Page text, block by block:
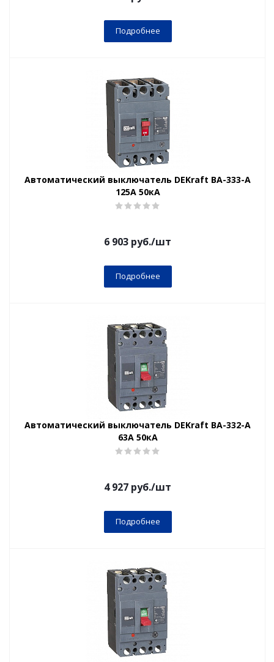
Подробнее
Автоматический выключатель DEKraft ВА-333-А
125А 50кА
6 903 руб./шт
Подробнее
Автоматический выключатель DEKraft ВА-332-А
63А 50кА
4 927 руб./шт
Подробнее